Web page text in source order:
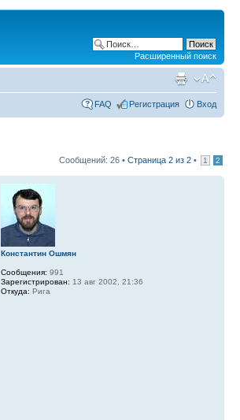
Расширенный поиск
FAQ Регистрация Вход
Сообщений: 26 • Страница 2 из 2 • 1 2
Константин Ошмян
Сообщения: 991
Зарегистрирован: 13 авг 2002, 21:36
Откуда: Рига